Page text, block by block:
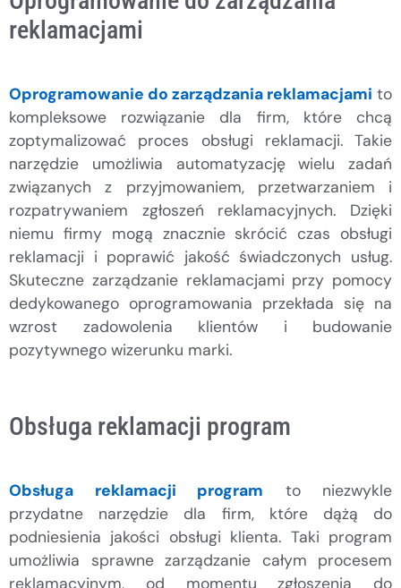
reklamacjami
Oprogramowanie do zarządzania reklamacjami to
kompleksowe rozwiązanie dla firm, które chcą
zoptymalizować proces obsługi reklamacji. Takie
narzędzie umożliwia automatyzację wielu zadań
związanych z przyjmowaniem, przetwarzaniem i
rozpatrywaniem zgłoszeń reklamacyjnych. Dzięki
niemu firmy mogą znacznie skrócić czas obsługi
reklamacji i poprawić jakość świadczonych usług.
Skuteczne zarządzanie reklamacjami przy pomocy
dedykowanego oprogramowania przekłada się na
wzrost zadowolenia klientów i budowanie
pozytywnego wizerunku marki.
Obsługa reklamacji program
Obsługa reklamacji program to niezwykle
przydatne narzędzie dla firm, które dążą do
podniesienia jakości obsługi klienta. Taki program
umożliwia sprawne zarządzanie całym procesem
reklamacyjnym, od momentu zgłoszenia do